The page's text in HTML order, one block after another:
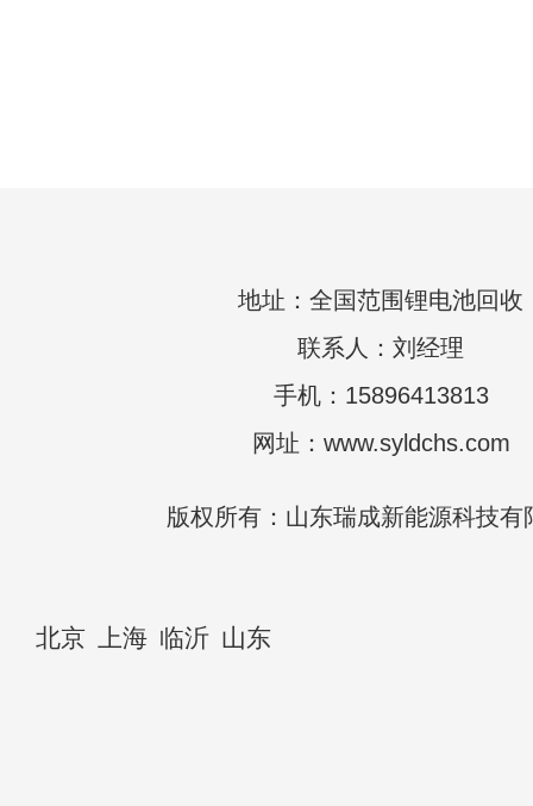
地址：全国范围锂电池回收
联系人：刘经理
手机：15896413813
网址：www.syldchs.com
版权所有：山东瑞成新能源科技有
北京 上海 临沂 山东